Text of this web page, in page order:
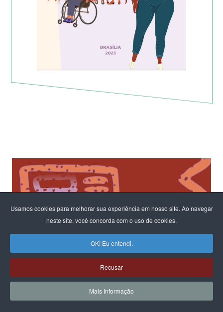
Usamos cookies para melhorar sua experiência em nosso site. Ao navegar
neste site, você concorda com o uso de cookies.
OK! Eu entendi.
Recusar
Mais Informação